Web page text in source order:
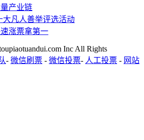
产业链
大凡人善举评选活动
涨票拿第一
Inc All Rights
- 微信刷票 - 微信投票- 人工投票 - 网站